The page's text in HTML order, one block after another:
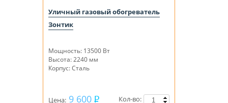
Уличный газовый обогреватель
Зонтик
Мощность: 13500 Вт
Высота: 2240 мм
Корпус: Сталь
Цена: 9 600
Кол-во: